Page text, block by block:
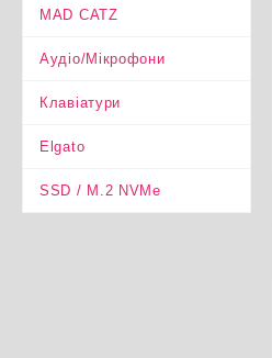
MAD CATZ
Аудіо/Мікрофони
Клавіатури
Elgato
SSD / M.2 NVMe